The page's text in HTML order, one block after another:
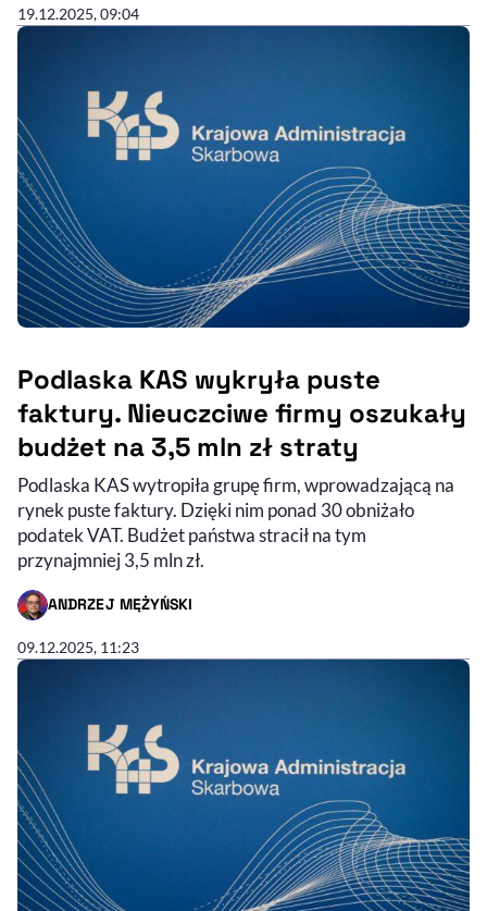
19.12.2025, 09:04
Podlaska KAS wykryła puste
faktury. Nieuczciwe firmy oszukały
budżet na 3,5 mln zł straty
Podlaska KAS wytropiła grupę firm, wprowadzającą na
rynek puste faktury. Dzięki nim ponad 30 obniżało
podatek VAT. Budżet państwa stracił na tym
przynajmniej 3,5 mln zł.
ANDRZEJ MĘŻYŃSKI
- AUTOR ARTYKUŁU - PROFIL
09.12.2025, 11:23